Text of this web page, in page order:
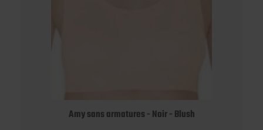
Amy sans armatures - Noir - Blush